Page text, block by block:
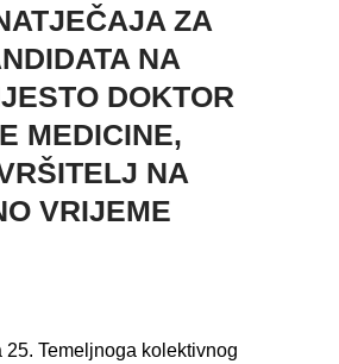
ZA
NA
DOKTOR
MEDICINE,
NA
VRIJEME
25. Temeljnoga kolektivnog